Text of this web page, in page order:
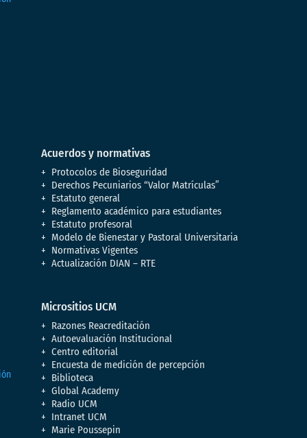
Acuerdos y normativas
Protocolos de Bioseguridad
Derechos Pecuniarios “Valor Matrículas”
Estatuto general
Reglamento académico para estudiantes
Estatuto profesoral
Modelo de Bienestar y Pastoral Universitaria
Normativas Vigentes
Actualización DIAN – RTE
Micrositios UCM
Razones Reacreditación
Autoevaluación Institucional
Centro editorial
Encuesta de medición de percepción
Biblioteca
Global Academy
Radio UCM
Intranet UCM
Marie Poussepin